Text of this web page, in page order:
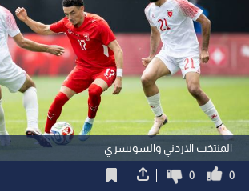
المنتخب الاردني والسويسري
0
0